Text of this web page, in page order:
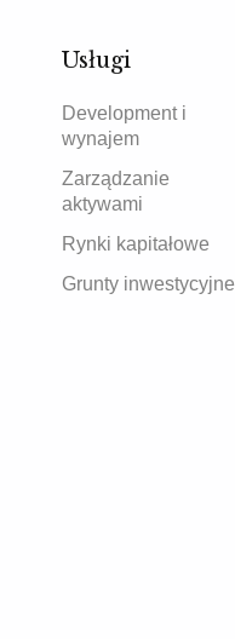
Usługi
Development i
wynajem
Zarządzanie
aktywami
Rynki kapitałowe
Grunty inwestycyjne